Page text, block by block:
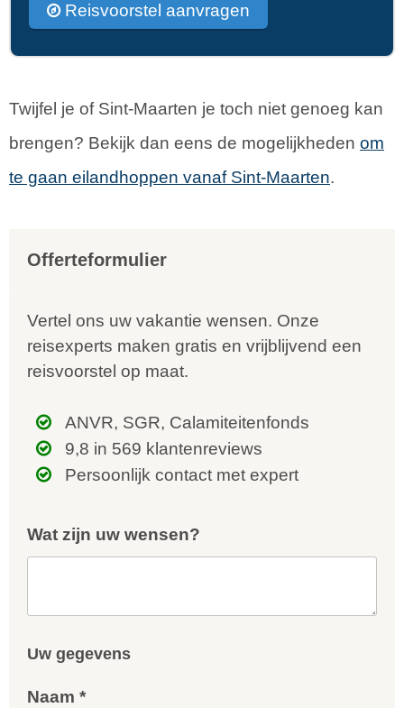
Reisvoorstel aanvragen
Twijfel je of Sint-Maarten je toch niet genoeg kan
brengen? Bekijk dan eens de mogelijkheden om
te gaan eilandhoppen vanaf Sint-Maarten.
Offerteformulier
Vertel ons uw vakantie wensen. Onze
reisexperts maken gratis en vrijblijvend een
reisvoorstel op maat.
ANVR, SGR, Calamiteitenfonds
9,8 in 569 klantenreviews
Persoonlijk contact met expert
Wat zijn uw wensen?
Uw gegevens
Naam *